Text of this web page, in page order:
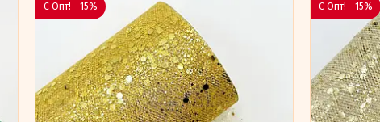
Є Опт! - 15% Є Опт! - 15%